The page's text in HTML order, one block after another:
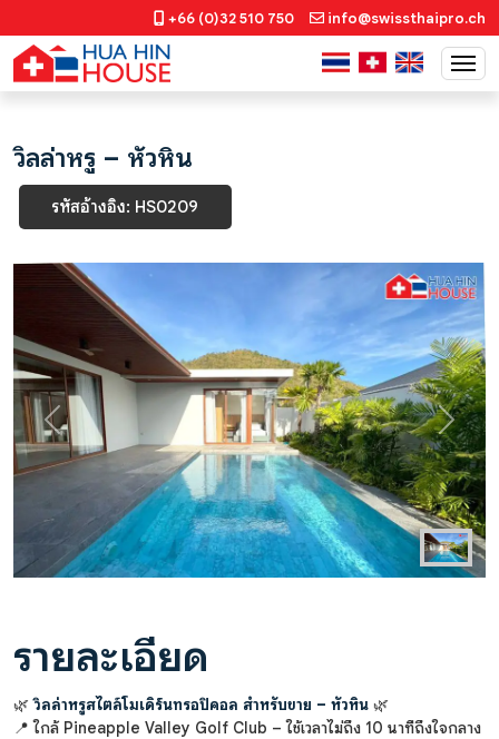
+66 (0)32 510 750 info@swissthaipro.ch
วิลล่าหรู – หัวหิน
รหัสอ้างอิง: HS0209
Previous Next
รายละเอียด
🌿วิลล่าหรูสไตล์โมเดิร์นทรอปิคอล สำหรับขาย – หัวหิน 🌿
📍 ใกล้ Pineapple Valley Golf Club – ใช้เวลาไม่ถึง 10 นาทีถึงใจกลาง